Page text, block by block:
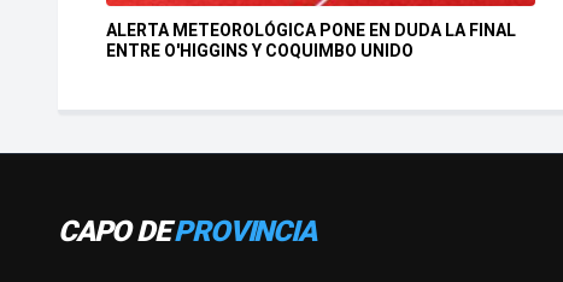
ALERTA METEOROLÓGICA PONE EN DUDA LA FINAL
ENTRE O'HIGGINS Y COQUIMBO UNIDO
CAPO DEPROVINCIA